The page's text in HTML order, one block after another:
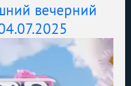
вечерний